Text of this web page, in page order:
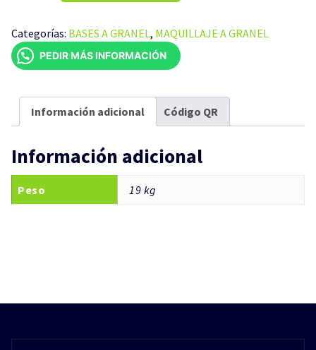
NATURAL
19
LITROS
Categorías: BASES A GRANEL, MAQUILLAJE A GRANEL
PEDIR MÁS INFORMACIÓN
Información adicional Código QR
Información adicional
Peso 19 kg